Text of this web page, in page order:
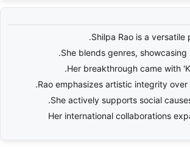
Shilpa Rao is a versatile
She blends genres, showcasing
Her breakthrough came with
Rao emphasizes artistic integrity over
She actively supports social
Her international collaborations